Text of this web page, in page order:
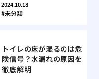
2024.10.18
未分類
トイレの床が湿るのは危
険信号？水漏れの原因を
徹底解明